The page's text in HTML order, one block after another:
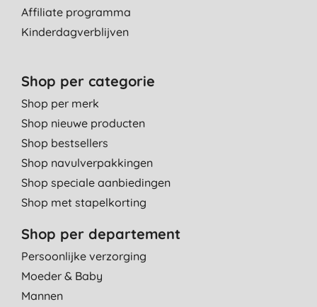
Affiliate programma
Kinderdagverblijven
Shop per categorie
Shop per merk
Shop nieuwe producten
Shop bestsellers
Shop navulverpakkingen
Shop speciale aanbiedingen
Shop met stapelkorting
Shop per departement
Persoonlijke verzorging
Moeder & Baby
Mannen